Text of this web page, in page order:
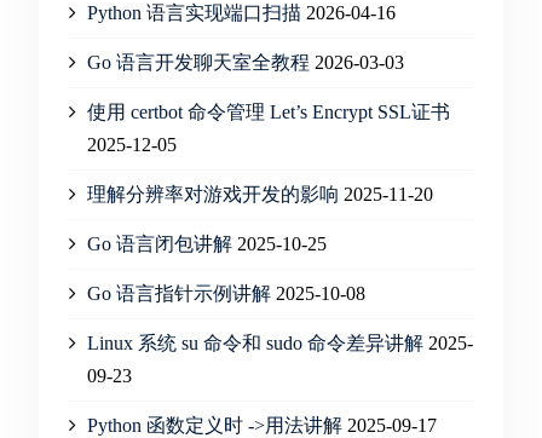
Python 语言实现端口扫描 2026-04-16
Go 语言开发聊天室全教程 2026-03-03
使用 certbot 命令管理 Let’s Encrypt SSL证书
2025-12-05
理解分辨率对游戏开发的影响 2025-11-20
Go 语言闭包讲解 2025-10-25
Go 语言指针示例讲解 2025-10-08
Linux 系统 su 命令和 sudo 命令差异讲解 2025-
09-23
Python 函数定义时 ->用法讲解 2025-09-17